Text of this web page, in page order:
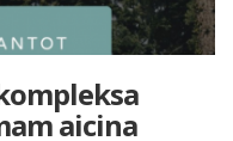
aicina